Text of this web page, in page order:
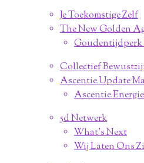
Je Toekomstige Zelf
The New Golden
Goudentijdperk
Collectief
Ascentie Update
Ascentie
5d Netwerk
What's Next
Wij Laten Ons